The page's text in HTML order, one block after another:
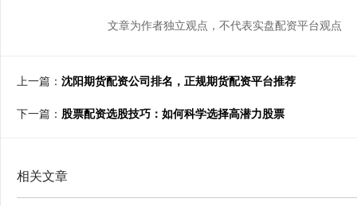
文章为作者独立观点，不代表实盘配资平台观点
上一篇： 沈阳期货配资公司排名，正规期货配资平台推荐
下一篇： 股票配资选股技巧：如何科学选择高潜力股票
相关文章